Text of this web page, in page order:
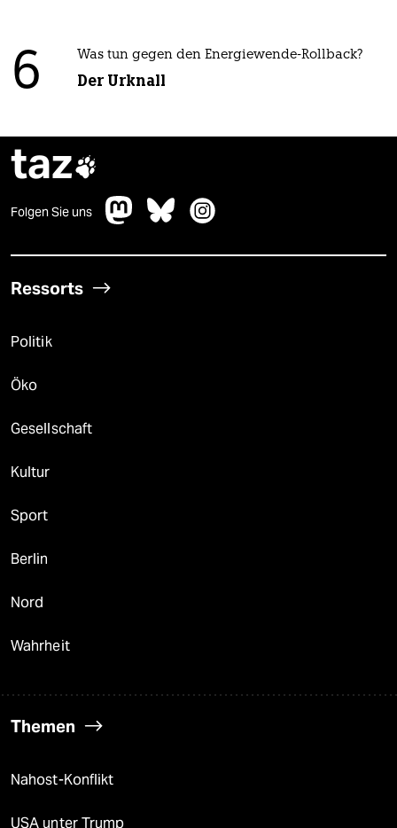
6 Was tun gegen den Energiewende-Rollback?
Der Urknall
taz
Folgen Sie uns
Ressorts
Politik
Öko
Gesellschaft
Kultur
Sport
Berlin
Nord
Wahrheit
Themen
Nahost-Konflikt
USA unter Trump